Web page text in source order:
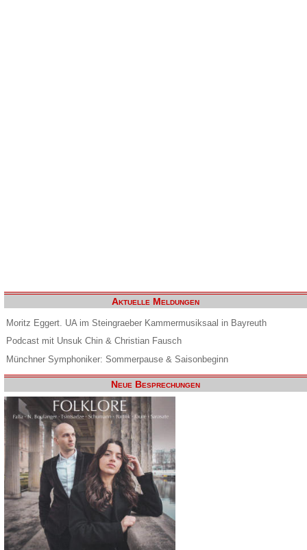
Aktuelle Meldungen
Moritz Eggert. UA im Steingraeber Kammermusiksaal in Bayreuth
Podcast mit Unsuk Chin & Christian Fausch
Münchner Symphoniker: Sommerpause & Saisonbeginn
Neue Besprechungen